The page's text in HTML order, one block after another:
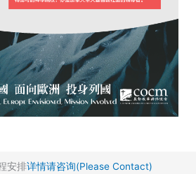
安排详情请咨询(Please Contact)